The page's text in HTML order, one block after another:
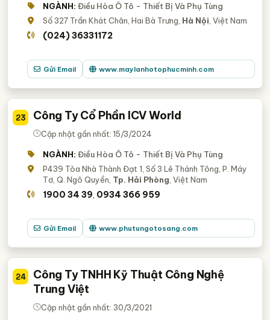
NGÀNH: Điều Hòa Ô Tô - Thiết Bị Và Phụ Tùng
Số 327 Trần Khát Chân, Hai Bà Trưng, Hà Nội, Việt Nam
(024) 36331172
Gửi Email www.maylanhotophucminh.com
23 Công Ty Cổ Phần ICV World
Cập nhật gần nhất: 15/3/2024
NGÀNH: Điều Hòa Ô Tô - Thiết Bị Và Phụ Tùng
P439 Tòa Nhà Thành Đạt 1, Số 3 Lê Thánh Tông, P. Máy
Tơ, Q. Ngô Quyền, Tp. Hải Phòng, Việt Nam
1900 34 39, 0934 366 959
Gửi Email www.phutungotosang.com
24
Công Ty TNHH Kỹ Thuật Công Nghệ
Trung Việt
Cập nhật gần nhất: 30/3/2021